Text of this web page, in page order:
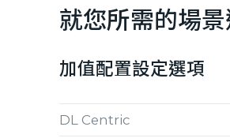
就您所需的場
加值配置設定選項
DL Centric